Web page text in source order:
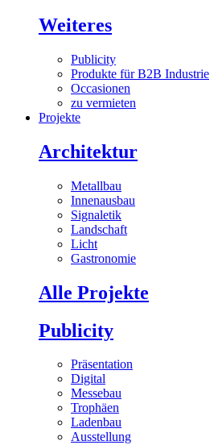
Weiteres
Publicity
Produkte für B2B Industrie
Occasionen
zu vermieten
Projekte
Architektur
Metallbau
Innenausbau
Signaletik
Landschaft
Licht
Gastronomie
Alle Projekte
Publicity
Präsentation
Digital
Messebau
Trophäen
Ladenbau
Ausstellung